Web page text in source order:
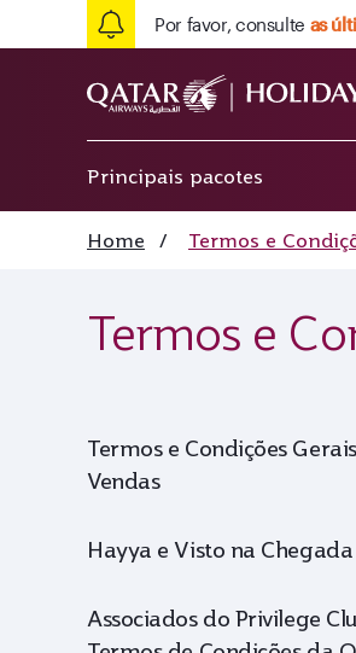
Por favor, consulte as
Principais pacotes
Home / Termos e
Termos e
Termos e Condições
Vendas
Hayya e Visto na Chegada
Associados do Privilege